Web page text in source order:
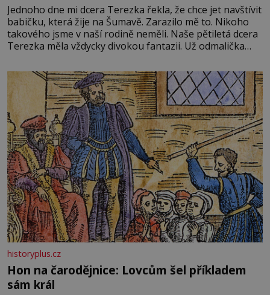
Jednoho dne mi dcera Terezka řekla, že chce jet navštívit
babičku, která žije na Šumavě. Zarazilo mě to. Nikoho
takového jsme v naší rodině neměli. Naše pětiletá dcera
Terezka měla vždycky divokou fantazii. Už odmalička
zdálo o jednorožcích, krásných princeznách, statečných
rytířích a létajících dracích.
historyplus.cz
Hon na čarodějnice: Lovcům šel příkladem
sám král